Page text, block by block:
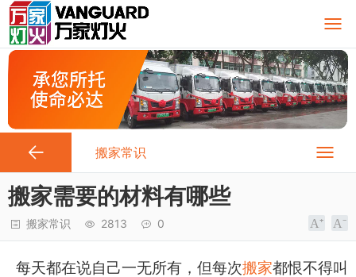
搬家常识
搬家需要的材料有哪些
搬家常识 2813 0
每天都在说自己一无所有，但每次搬家都恨不得叫